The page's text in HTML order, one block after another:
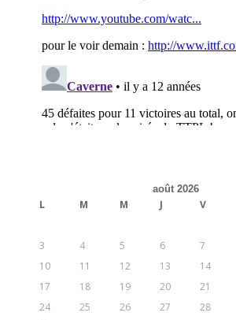
août 2026
L M M J V
3
4 5 6 7
10
11 12 13 14
17
18 19 20 21
24
25 26 27 28